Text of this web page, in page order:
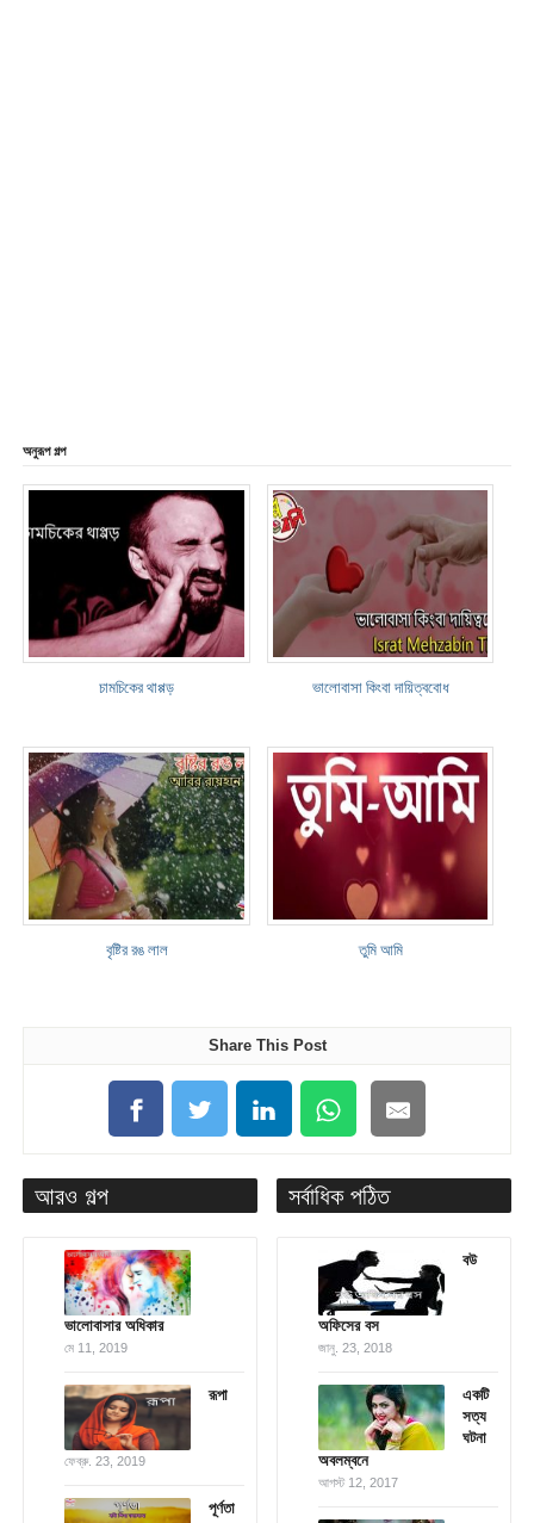
অনুরূপ গল্প
চামচিকের থাপ্পড় ভালোবাসা কিংবা দায়িত্ববোধ
বৃষ্টির রঙ লাল তুমি আমি
Share This Post
আরও গল্প
ভালোবাসার অধিকার
মে 11, 2019
রূপা
ফেব্রু. 23, 2019
পূর্ণতা
সর্বাধিক পঠিত
বউ
অফিসের বস
জানু. 23, 2018
একটি
সত্য
ঘটনা
অবলম্বনে
আগস্ট 12, 2017